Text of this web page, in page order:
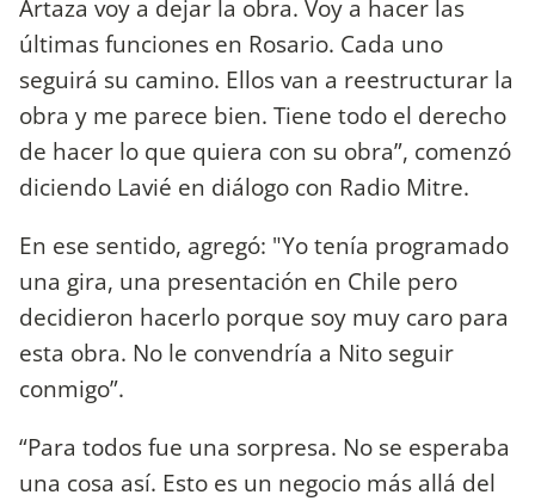
Artaza voy a dejar la obra. Voy a hacer las
últimas funciones en Rosario. Cada uno
seguirá su camino. Ellos van a reestructurar la
obra y me parece bien. Tiene todo el derecho
de hacer lo que quiera con su obra”, comenzó
diciendo Lavié en diálogo con Radio Mitre.
En ese sentido, agregó: "Yo tenía programado
una gira, una presentación en Chile pero
decidieron hacerlo porque soy muy caro para
esta obra. No le convendría a Nito seguir
conmigo”.
“Para todos fue una sorpresa. No se esperaba
una cosa así. Esto es un negocio más allá del